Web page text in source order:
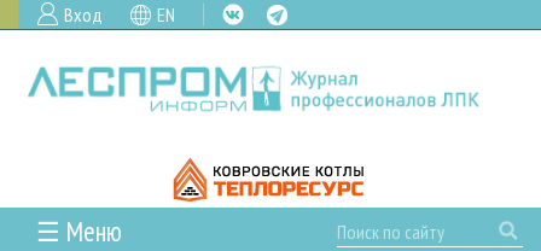
Вход EN
☰ Меню